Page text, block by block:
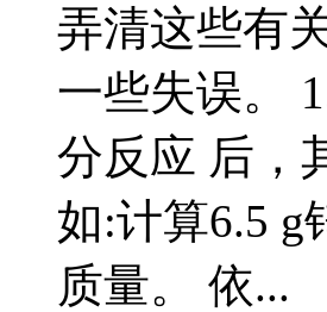
弄清这些有
一些失误。
分反应 后，
如:计算6.5 g
质量。 依...